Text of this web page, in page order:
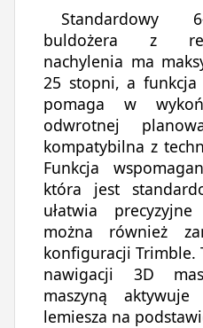
Standardowy
buldożera z
nachylenia ma
25 stopni, a funkcja
pomaga w
odwrotnej
kompatybilna z
Funkcja
która jest
ułatwia
można również
konfiguracji Trimble.
nawigacji 3D
maszyną
lemiesza na